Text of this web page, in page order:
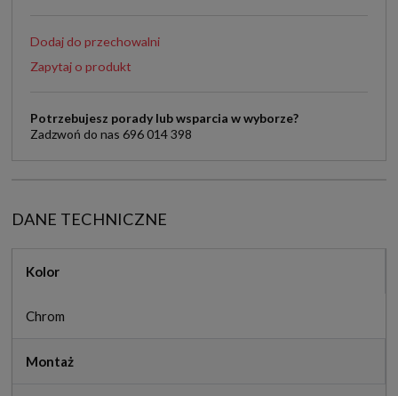
Dodaj do przechowalni
Zapytaj o produkt
Potrzebujesz porady lub wsparcia w wyborze?
Zadzwoń do nas 696 014 398
DANE TECHNICZNE
Kolor
Chrom
Montaż